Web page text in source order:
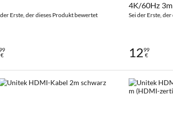
der Erste, der dieses Produkt bewertet
€
4K/60Hz
Sei der Erste,
1299
€